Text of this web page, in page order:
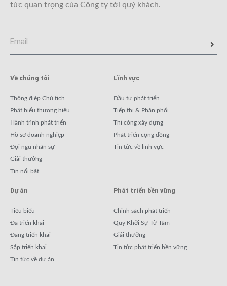
tức quan trọng của Công ty tới quý khách.
Về chúng tôi
Thông điệp Chủ tịch
Phát biểu thương hiệu
Hành trình phát triển
Hồ sơ doanh nghiệp
Đội ngũ nhân sự
Giải thưởng
Tin nổi bật
Lĩnh vực
Đầu tư phát triển
Tiếp thị & Phân phối
Thi công xây dựng
Phát triển cộng đồng
Tin tức về lĩnh vực
Dự án
Tiêu biểu
Đã triển khai
Đang triển khai
Sắp triển khai
Tin tức về dự án
Phát triển bền vững
Chinh sách phát triển
Quỹ Khởi Sự Từ Tâm
Giải thưởng
Tin tức phát triển bền vững